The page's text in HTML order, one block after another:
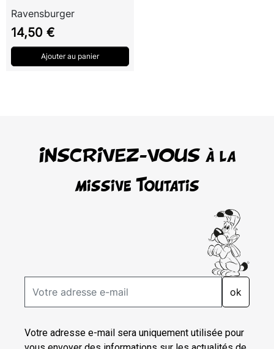
Ravensburger
Prix
14,50 €
Ajouter au panier
INSCRIVEZ-VOUS à la
missive Toutatis
ok
Votre adresse e-mail sera uniquement utilisée pour